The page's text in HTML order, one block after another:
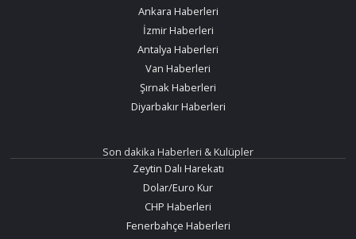
Ankara Haberleri
İzmir Haberleri
Antalya Haberleri
Van Haberleri
Şırnak Haberleri
Diyarbakır Haberleri
Son dakika Haberleri & Kulüpler
Zeytin Dalı Harekatı
Dolar/Euro Kur
CHP Haberleri
Fenerbahçe Haberleri